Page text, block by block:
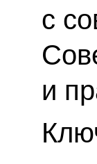
с
и